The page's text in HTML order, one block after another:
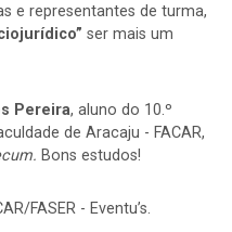
e representantes de turma,
ser mais um
Pereira, aluno do 10.º
de Aracaju - FACAR,
Bons estudos!
FASER - Eventu’s.